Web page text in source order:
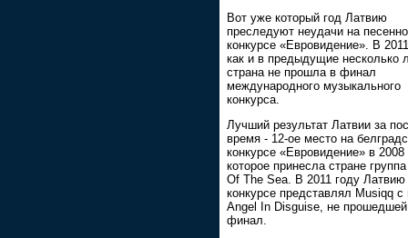
Вот уже который год Латвию
преследуют неудачи на
конкурсе «Евровидение». В
как и в предыдущие несколько
страна не прошла в финал
международного музыкального
конкурса.
Лучший результат Латвии за
время - 12-ое место на
конкурсе «Евровидение» в 2008
которое принесла стране
Of The Sea. В 2011 году Латвию
конкурсе представлял Musiqq с
Angel In Disguise, не
финал.